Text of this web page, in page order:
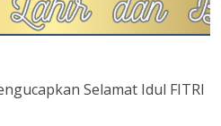
Selamat Idul FITRI